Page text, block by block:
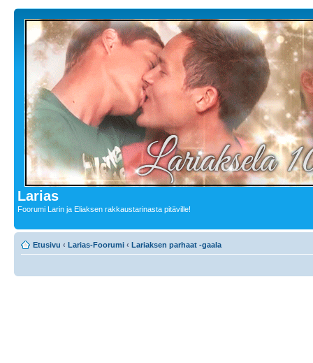
Larias
Foorumi Larin ja Eliaksen rakkaustarinasta pitäville!
Etusivu ‹ Larias-Foorumi ‹ Lariaksen parhaat -gaala